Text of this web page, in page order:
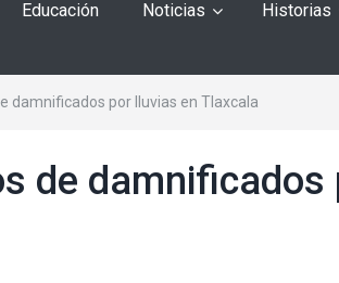
Educación Noticias Historias
damnificados por lluvias en Tlaxcala
de damnificados